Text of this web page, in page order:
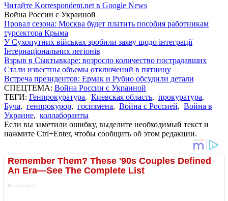
Читайте Korrespondent.net в Google News
Война России с Украиной
Провал сезона: Москва будет платить пособия работникам
турсектора Крыма
У Сухопутних військах зробили заяву щодо інтеграції
Інтернаціональних легіонів
Взрыв в Сыктывкаре: возросло количество пострадавших
Стали известны объемы отключений в пятницу
Встреча президентов: Ермак и Рубио обсудили детали
СПЕЦТЕМА: Война России с Украиной
ТЕГИ: Генпрокуратура, Киевская область, прокуратура,
Буча, генпрокурор, госизмена, Война с Россией, Война в
Украине, коллаборанты
Если вы заметили ошибку, выделите необходимый текст и
нажмите Ctrl+Enter, чтобы сообщить об этом редакции.